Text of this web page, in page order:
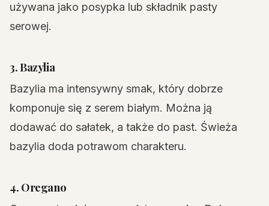
używana jako posypka lub składnik pasty
serowej.
3. Bazylia
Bazylia ma intensywny smak, który dobrze
komponuje się z serem białym. Można ją
dodawać do sałatek, a także do past. Świeża
bazylia doda potrawom charakteru.
4. Oregano